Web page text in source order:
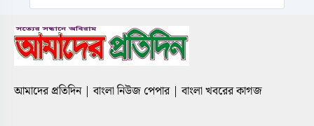
আমাদের প্রতিদিন | বাংলা নিউজ পেপার | বাংলা খবরের কাগজ